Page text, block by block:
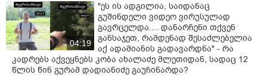
04:19
"ეს ის ადგილია, საიდანაც
გუშინდელი ვიდეო ვირუსულად
გავრცელდა.... დანარჩენი თქვენ
განსაჯეთ, რამდენად შესაძლებელია
აქ ადამიანის გადავარდნა" - რა
კადრებს აქვეყნებს კობა ახალაძე მლეთიდან, სადაც 12
წლის წინ გურამ დადიანიძე გაუჩინარდა?